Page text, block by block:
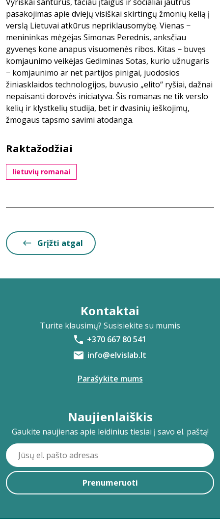
pasakojimas apie dviejų visiškai skirtingų žmonių kelią į
verslą Lietuvai atkūrus nepriklausomybę. Vienas −
menininkas mėgėjas Simonas Perednis, anksčiau
gyvenęs kone anapus visuomenės ribos. Kitas − buvęs
komjaunimo veikėjas Gediminas Sotas, kurio užnugaris
− komjaunimo ar net partijos pinigai, juodosios
žiniasklaidos technologijos, buvusio „elito“ ryšiai, dažnai
nepaisanti dorovės iniciatyva. Šis romanas ne tik verslo
kelių ir klystkelių studija, bet ir dvasinių ieškojimų,
žmogaus tapsmo savimi atodanga.
Raktažodžiai
lietuvių romanai
Grįžti atgal
Kontaktai
Turite klausimų? Susisiekite su mumis
+370 667 80 541
info@elvislab.lt
Parašykite mums
Naujienlaiškis
Gaukite naujienas apie leidinius tiesiai į savo el. paštą!
Prenumeruoti